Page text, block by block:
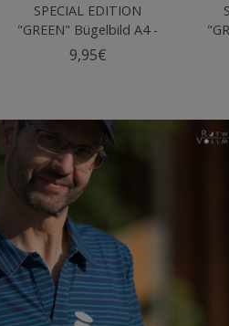
SPECIAL EDITION
"GREEN" Bügelbild A4 -
BIBI BLBERG #28
9,95€